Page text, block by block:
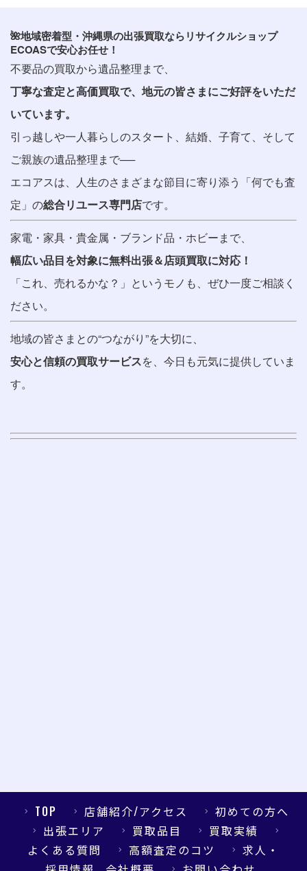
🌺地域密着型・沖縄県の出張買取ならリサイクルショップ
ECOASで安心お任せ！
不要品の買取から遺品整理まで、
丁寧な査定と高価買取で、地元の皆さまにご好評をいただ
いています。
引っ越しや一人暮らしのスタート、結婚、子育て、そして
ご親族の遺品整理まで──
エコアスは、人生のさまざまな節目に寄り添う「何でも査
定」の総合リユース専門店です。
家電・家具・貴金属・ブランド品・ホビーまで、
幅広い品目を対象に無料出張＆店頭買取に対応！
「これ、売れるかな？」というモノも、ぜひ一度ご相談く
ださい。
地域の皆さまとの“つながり”を大切に、
安心と信頼の買取サービスを、今日も元気に提供していま
す。
TOP 店舗紹介/アクセス
初めての方へ
出張エリア
買取品目
買取実績
よくある質問
高額査定のコツ
求人・